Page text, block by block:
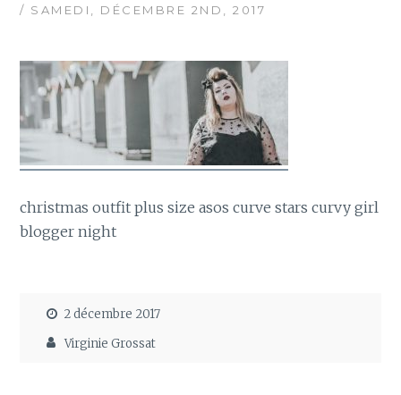
/ SAMEDI, DÉCEMBRE 2ND, 2017
christmas outfit plus size asos curve stars curvy girl
blogger night
2 décembre 2017
Virginie Grossat